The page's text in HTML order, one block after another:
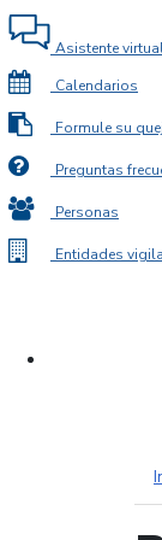
Asistente
Calendarios
Formule su
Preguntas
Personas
Entidades